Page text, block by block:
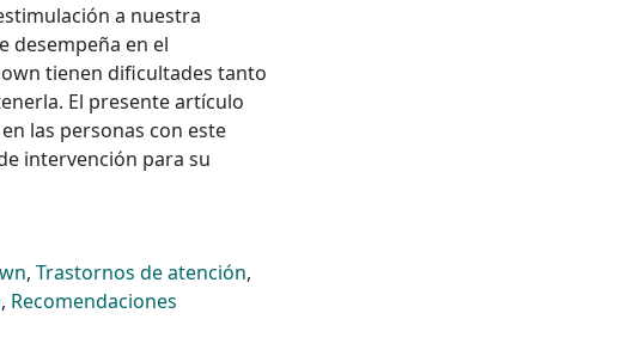
a nuestra
desempeña en el
tienen dificultades tanto
El presente artículo
las personas con este
intervención para su
, Trastornos de atención,
, Recomendaciones